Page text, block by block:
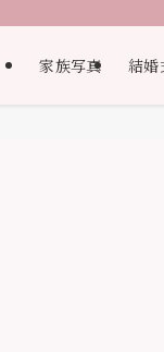
家族写真 結婚